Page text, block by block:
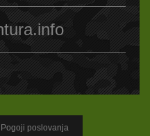
Pogoji poslovanja